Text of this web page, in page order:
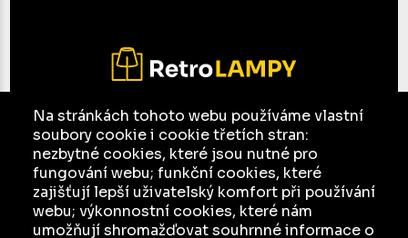
Na stránkách tohoto webu používáme vlastní
soubory cookie i cookie třetích stran:
nezbytné cookies, které jsou nutné pro
fungování webu; funkční cookies, které
zajišťují lepší uživatelský komfort při používání
webu; výkonnostní cookies, které nám
umožňují shromažďovat souhrnné informace o
E-mail:jesso@seznam.cz
Facebook
Ochrana osobních údajů a jejich zpracování